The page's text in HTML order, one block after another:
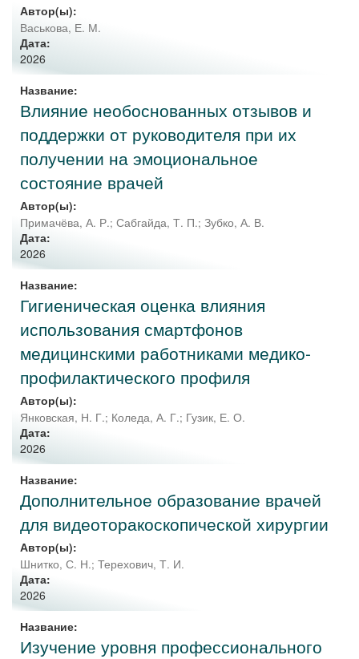
Автор(ы):
Васькова, Е. М.
Дата:
2026
Название:
Влияние необоснованных отзывов и
поддержки от руководителя при их
получении на эмоциональное
состояние врачей
Автор(ы):
Примачёва, А. Р.; Сабгайда, Т. П.; Зубко, А. В.
Дата:
2026
Название:
Гигиеническая оценка влияния
использования смартфонов
медицинскими работниками медико-
профилактического профиля
Автор(ы):
Янковская, Н. Г.; Коледа, А. Г.; Гузик, Е. О.
Дата:
2026
Название:
Дополнительное образование врачей
для видеоторакоскопической хирургии
Автор(ы):
Шнитко, С. Н.; Терехович, Т. И.
Дата:
2026
Название:
Изучение уровня профессионального